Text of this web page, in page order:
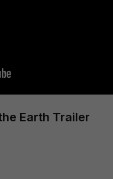
Earth Trailer